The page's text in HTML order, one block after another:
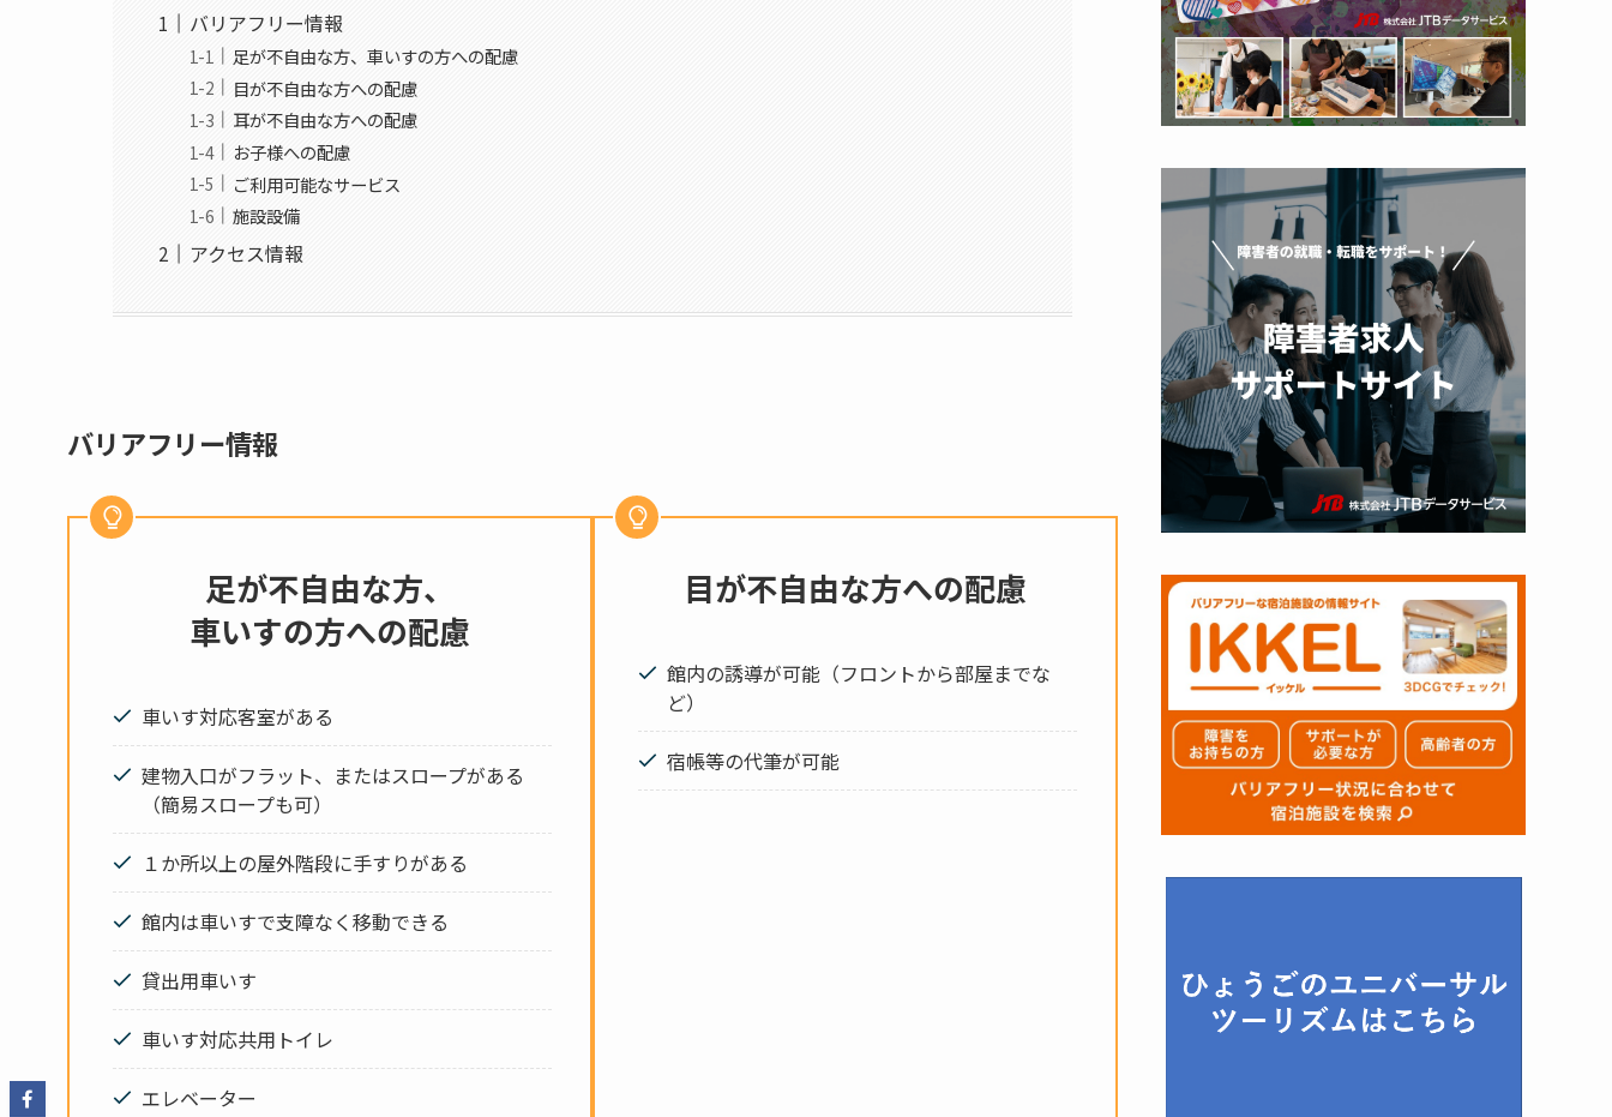
バリアフリー情報
足が不自由な方、車いすの方への配慮
目が不自由な方への配慮
耳が不自由な方への配慮
お子様への配慮
ご利用可能なサービス
施設設備
アクセス情報
バリアフリー情報
足が不自由な方、
車いすの方への配慮
車いす対応客室がある
建物入口がフラット、またはスロープがある
（簡易スロープも可）
１か所以上の屋外階段に手すりがある
館内は車いすで支障なく移動できる
貸出用車いす
車いす対応共用トイレ
エレベーター
目が不自由な方への配慮
館内の誘導が可能（フロントから部屋までな
ど）
宿帳等の代筆が可能